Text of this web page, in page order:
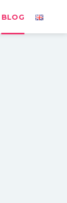
BLOG